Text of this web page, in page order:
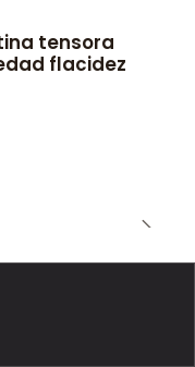
tensora
flacidez